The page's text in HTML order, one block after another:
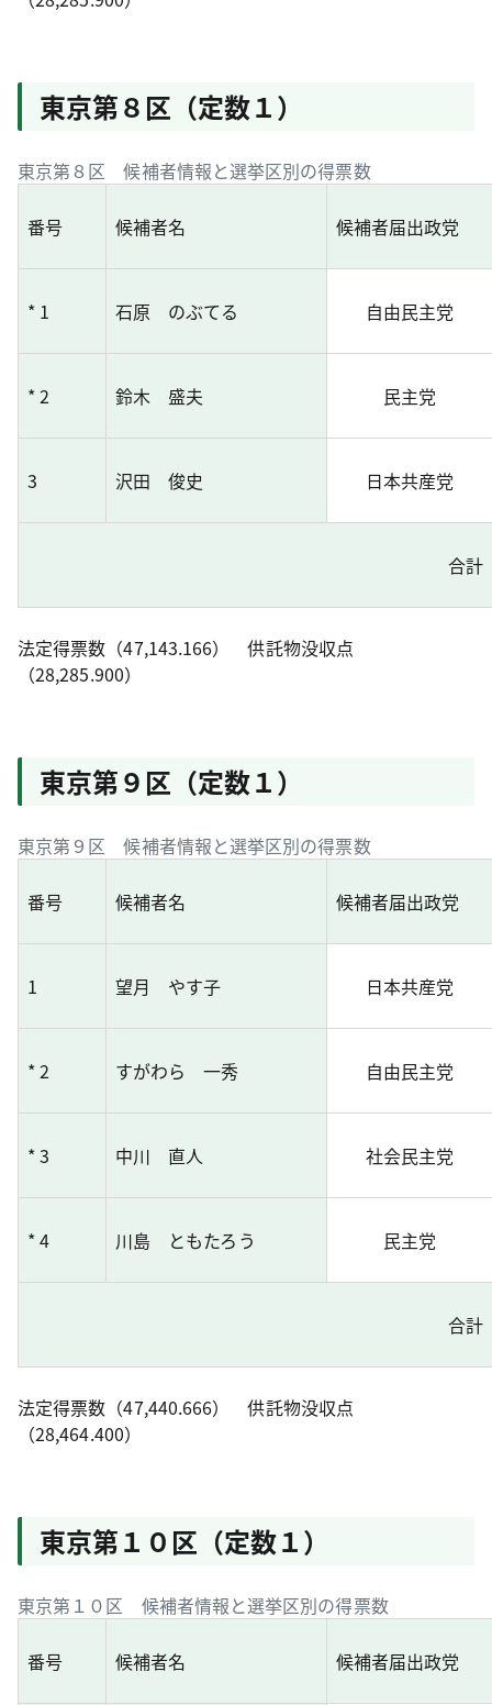
東京第８区（定数１）
東京第８区 候補者情報と選挙区別の得票数
番号 候補者名 候補者届出政党
* 1 石原 のぶてる 自由民主党
* 2 鈴木 盛夫 民主党
3 沢田 俊史 日本共産党
合計
法定得票数（47,143.166） 供託物没収点
（28,285.900）
東京第９区（定数１）
東京第９区 候補者情報と選挙区別の得票数
番号 候補者名 候補者届出政党
1 望月 やす子 日本共産党
* 2 すがわら 一秀 自由民主党
* 3 中川 直人 社会民主党
* 4 川島 ともたろう 民主党
合計
法定得票数（47,440.666） 供託物没収点
（28,464.400）
東京第１０区（定数１）
東京第１０区 候補者情報と選挙区別の得票数
番号 候補者名 候補者届出政党